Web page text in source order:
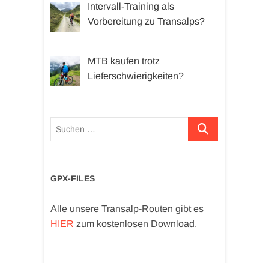
Intervall-Training als
Vorbereitung zu Transalps?
MTB kaufen trotz
Lieferschwierigkeiten?
Suchen …
GPX-FILES
Alle unsere Transalp-Routen gibt es
HIER zum kostenlosen Download.